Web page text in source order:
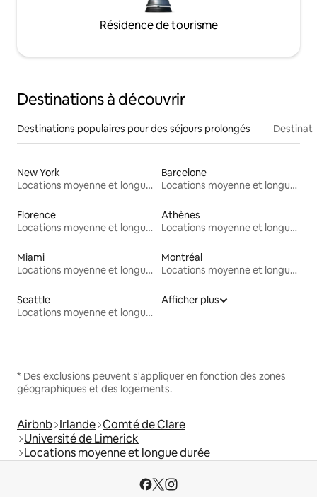
Résidence de tourisme
Destinations à découvrir
Destinations populaires pour des séjours prolongés
New York
Locations moyenne et longue durée
Barcelone
Locations moyenne et longue durée
Florence
Locations moyenne et longue durée
Athènes
Locations moyenne et longue durée
Miami
Locations moyenne et longue durée
Montréal
Locations moyenne et longue durée
Seattle
Locations moyenne et longue durée
Afficher plus
* Des exclusions peuvent s'appliquer en fonction des zones
géographiques et des logements.
Airbnb Irlande Comté de Clare
Université de Limerick
Locations moyenne et longue durée